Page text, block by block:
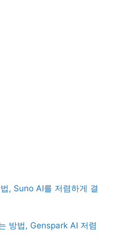
, Suno AI를 저렴하게 결
방법, Genspark AI 저렴